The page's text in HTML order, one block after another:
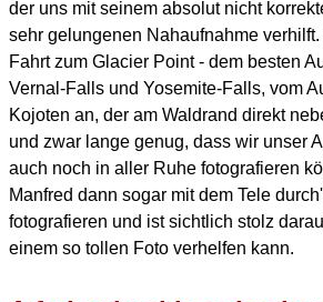
der uns mit seinem absolut nicht
sehr gelungenen Nahaufnahme verhilft.
Fahrt zum Glacier Point - dem besten
Vernal-Falls und Yosemite-Falls, vom
Kojoten an, der am Waldrand direkt
und zwar lange genug, dass wir unser
auch noch in aller Ruhe fotografieren
Manfred dann sogar mit dem Tele
fotografieren und ist sichtlich stolz
einem so tollen Foto verhelfen kann.